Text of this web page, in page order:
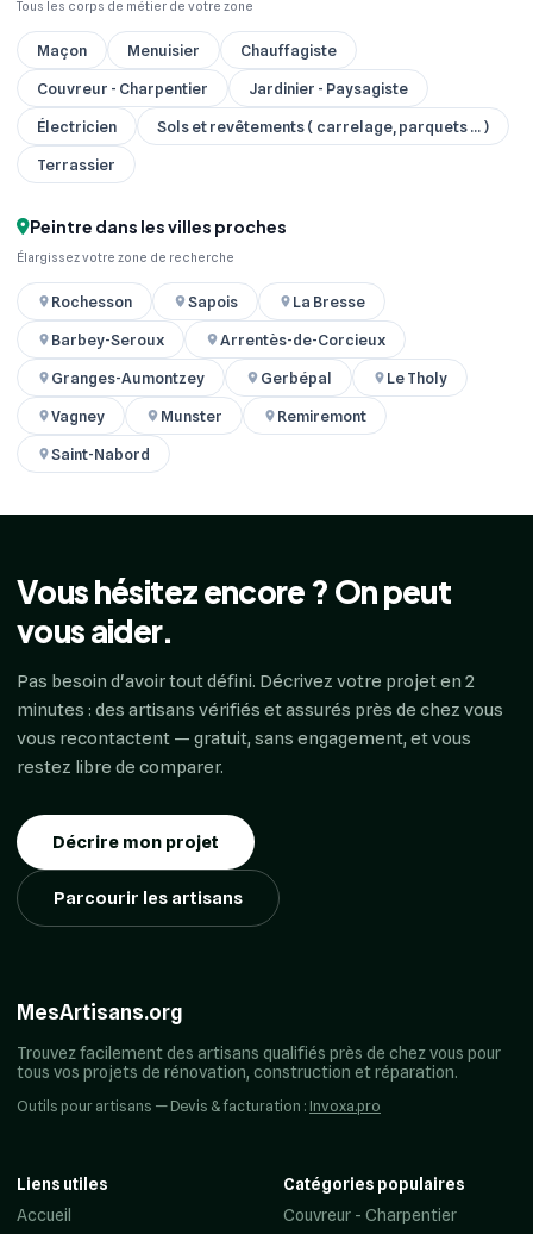
Tous les corps de métier de votre zone
Maçon Menuisier
Chauffagiste
Couvreur - Charpentier
Jardinier - Paysagiste
Électricien
Sols et revêtements ( carrelage, parquets ... )
Terrassier
Peintre dans les villes proches
Élargissez votre zone de recherche
Rochesson Sapois
La Bresse
Barbey-Seroux
Arrentès-de-Corcieux
Granges-Aumontzey
Gerbépal
Le Tholy
Vagney
Munster
Remiremont
Saint-Nabord
Vous hésitez encore ? On peut
vous aider.
Pas besoin d'avoir tout défini. Décrivez votre projet en 2
minutes : des artisans vérifiés et assurés près de chez vous
vous recontactent — gratuit, sans engagement, et vous
restez libre de comparer.
Décrire mon projet
Parcourir les artisans
MesArtisans.org
Trouvez facilement des artisans qualifiés près de chez vous pour
tous vos projets de rénovation, construction et réparation.
Outils pour artisans — Devis & facturation : Invoxa.pro
Liens utiles
Accueil
Catégories populaires
Couvreur - Charpentier